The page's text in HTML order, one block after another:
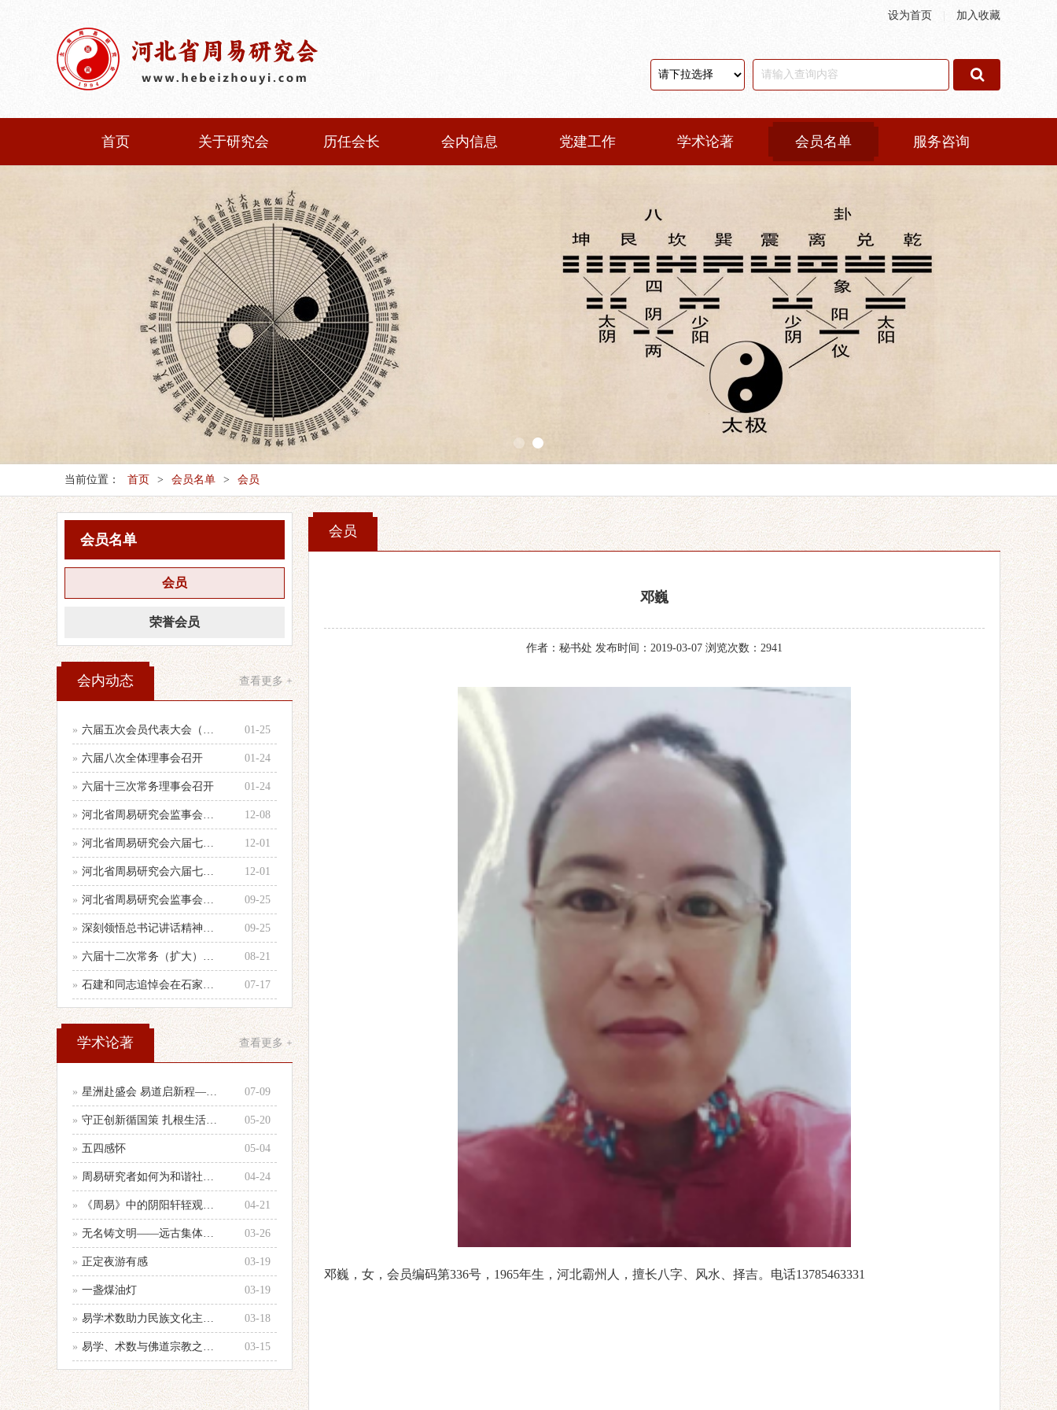
设为首页 加入收藏
首页 关于研究会 历任会长 会内信息 党建工作 学术论著 会员名单 服务咨询
当前位置：
首页 > 会员名单 > 会员
会员名单
会员
荣誉会员
会内动态 查看更多 +
» 六届五次会员代表大会（乙巳年会）举行 01-25
» 六届八次全体理事会召开 01-24
» 六届十三次常务理事会召开 01-24
» 河北省周易研究会监事会召开年度第二次 12-08
» 河北省周易研究会六届七次全体理事会顺 12-01
» 河北省周易研究会六届七次理事会会议纪 12-01
» 河北省周易研究会监事会召开会议 09-25
» 深刻领悟总书记讲话精神，认真做好当前 09-25
» 六届十二次常务（扩大）会议召开 08-21
» 石建和同志追悼会在石家庄殡仪馆举行 07-17
学术论著 查看更多 +
» 星洲赴盛会 易道启新程——参加第33 07-09
» 守正创新循国策 扎根生活践国学 — 05-20
» 五四感怀 05-04
» 周易研究者如何为和谐社会建设服务的心 04-24
» 《周易》中的阴阳轩轾观念浅析——以十 04-21
» 无名铸文明——远古集体智慧的文化图腾 03-26
» 正定夜游有感 03-19
» 一盏煤油灯 03-19
» 易学术数助力民族文化主体性建设 03-18
» 易学、术数与佛道宗教之辨别 03-15
会员
邓巍
作者：秘书处 发布时间：2019-03-07 浏览次数：2941
邓巍，女，会员编码第336号，1965年生，河北霸州人，擅长八字、风水、择吉。电话13785463331